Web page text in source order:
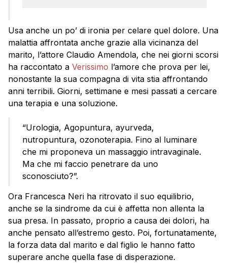
Usa anche un po’ di ironia per celare quel dolore. Una
malattia affrontata anche grazie alla vicinanza del
marito, l’attore Claudio Amendola, che nei giorni scorsi
ha raccontato a Verissimo l’amore che prova per lei,
nonostante la sua compagna di vita stia affrontando
anni terribili. Giorni, settimane e mesi passati a cercare
una terapia e una soluzione.
“Urologia, Agopuntura, ayurveda,
nutropuntura, ozonoterapia. Fino al luminare
che mi proponeva un massaggio intravaginale.
Ma che mi faccio penetrare da uno
sconosciuto?”.
Ora Francesca Neri ha ritrovato il suo equilibrio,
anche se la sindrome da cui è affetta non allenta la
sua presa. In passato, proprio a causa dei dolori, ha
anche pensato all’estremo gesto. Poi, fortunatamente,
la forza data dal marito e dal figlio le hanno fatto
superare anche quella fase di disperazione.